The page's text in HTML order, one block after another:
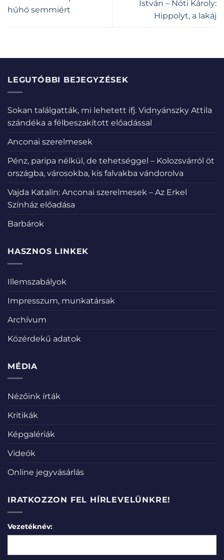
hűhó semmiért
István – Nóti Károly:
Hippolyt, a lakáj
LEGUTÓBBI BEJEGYZÉSEK
Sokan találgatták, mi lehetett ifj. Vidnyánszky Attila
szándéka a félbeszakított előadással
Anconai szerelmesek
Pénz, paripa nélkül, de tehetséggel – Kolozsvárról öt
országba, városokba, kis falvakba vándorolva
Vajda Katalin: Anconai szerelmesek – Az Erkel
Színház előadása
Barbárok
HASZNOS LINKEK
Illemszabályok
Impresszum, munkatársak
Archívum
Közérdekű adatok
MÉDIA
Nézőink írták
Kritikák
Képgalériák
Videók
Online jegyvásárlás
IRATKOZZON FEL HÍRLEVELÜNKRE!
Vezetéknév: